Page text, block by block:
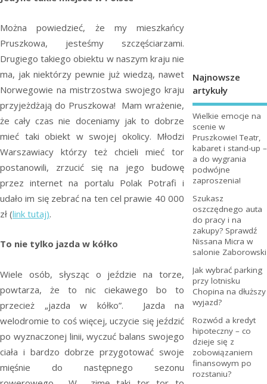
Można powiedzieć, że my mieszkańcy
Pruszkowa, jesteśmy szczęściarzami.
Drugiego takiego obiektu w naszym kraju nie
ma, jak niektórzy pewnie już wiedzą, nawet
Norwegowie na mistrzostwa swojego kraju
przyjeżdżają do Pruszkowa! Mam wrażenie,
że cały czas nie doceniamy jak to dobrze
mieć taki obiekt w swojej okolicy. Młodzi
Warszawiacy którzy też chcieli mieć tor
postanowili, zrzucić się na jego budowę
przez internet na portalu Polak Potrafi i
udało im się zebrać na ten cel prawie 40 000
zł (link tutaj).
To nie tylko jazda w kółko
Wiele osób, słysząc o jeździe na torze,
powtarza, że to nic ciekawego bo to
przecież „jazda w kółko”. Jazda na
welodromie to coś więcej, uczycie się jeździć
po wyznaczonej linii, wyczuć balans swojego
ciała i bardzo dobrze przygotować swoje
mięśnie do następnego sezonu
Najnowsze
artykuły
Wielkie emocje na
scenie w
Pruszkowie! Teatr,
kabaret i stand-up –
a do wygrania
podwójne
zaproszenia!
Szukasz
oszczędnego auta
do pracy i na
zakupy? Sprawdź
Nissana Micra w
salonie Zaborowski
Jak wybrać parking
przy lotnisku
Chopina na dłuższy
wyjazd?
Rozwód a kredyt
hipoteczny – co
dzieje się z
zobowiązaniem
finansowym po
rozstaniu?